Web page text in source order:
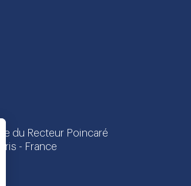
du Recteur Poincaré
- France